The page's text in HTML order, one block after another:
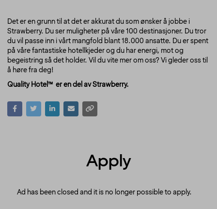
Det er en grunn til at det er akkurat du som ønsker å jobbe i
Strawberry. Du ser muligheter på våre 100 destinasjoner. Du tror
du vil passe inn i vårt mangfold blant 18.000 ansatte. Du er spent
på våre fantastiske hotellkjeder og du har energi, mot og
begeistring så det holder. Vil du vite mer om oss? Vi gleder oss til
å høre fra deg!
Quality Hotel™ er en del av Strawberry.
Apply
Ad has been closed and it is no longer possible to apply.